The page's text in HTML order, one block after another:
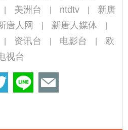
美洲台 ntdtv
新唐
唐人网 新唐人媒体
资讯台 电影台
欧
视台